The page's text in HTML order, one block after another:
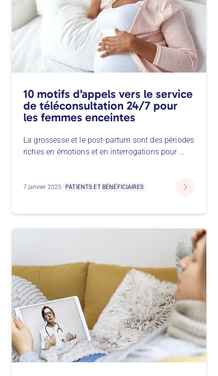
10 motifs d’appels vers le service
de téléconsultation 24/7 pour
les femmes enceintes
La grossesse et le post-partum sont des périodes
riches en émotions et en interrogations pour ...
7 janvier 2025 PATIENTS ET BÉNÉFICIAIRES